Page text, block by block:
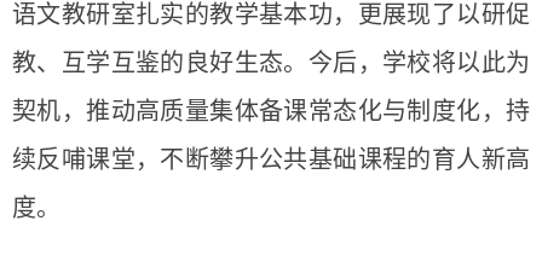
语文教研室扎实的教学基本功，更展现了以研促
教、互学互鉴的良好生态。今后，学校将以此为
契机，推动高质量集体备课常态化与制度化，持
续反哺课堂，不断攀升公共基础课程的育人新高
度。